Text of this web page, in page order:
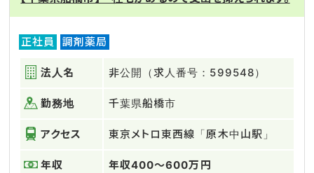
正社員 調剤薬局
法人名 非公開（求人番号：599548）
勤務地 千葉県船橋市
アクセス 東京メトロ東西線「原木中山駅」
年収 年収400～600万円